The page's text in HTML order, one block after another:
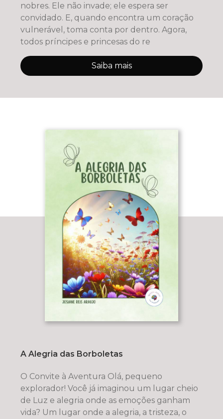
nobres. Ele não invade; ele espera ser
convidado. E, quando encontra um coração
vulnerável, toma conta por dentro. Agora,
todos príncipes e princesas do re
Saiba mais
A Alegria das Borboletas
O Convite à Aventura Olá, pequeno
explorador! Você já imaginou um lugar cheio
de Luz e alegria onde as emoções ganham
vida? Um lugar onde a alegria, a tristeza, o